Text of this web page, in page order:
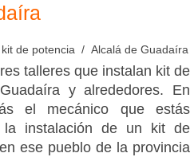
de potencia Alcalá de Guadaíra
talleres que instalan kit de
y alrededores. En
el mecánico que estás
la instalación de un kit de
ese pueblo de la provincia